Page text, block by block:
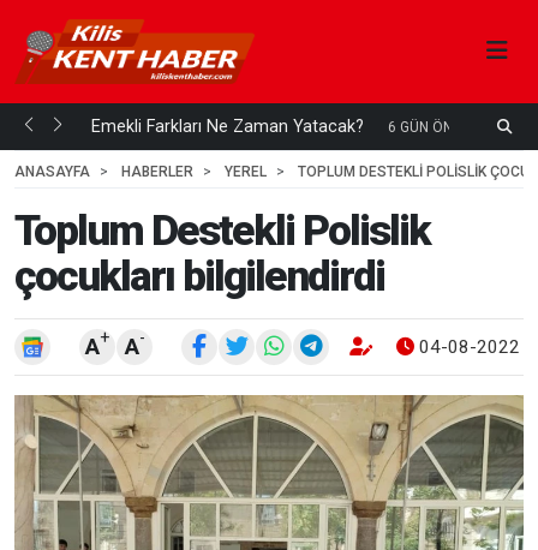
mi... Emekli Farkları Ne Zaman Yatacak? 6 GÜN ÖNCE
ANASAYFA
HABERLER YEREL TOPLUM DESTEKLI POLISLIK
Toplum Destekli Polislik
çocukları bilgilendirdi
A+ A- 04-08-2022